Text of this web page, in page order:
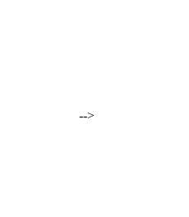
-->